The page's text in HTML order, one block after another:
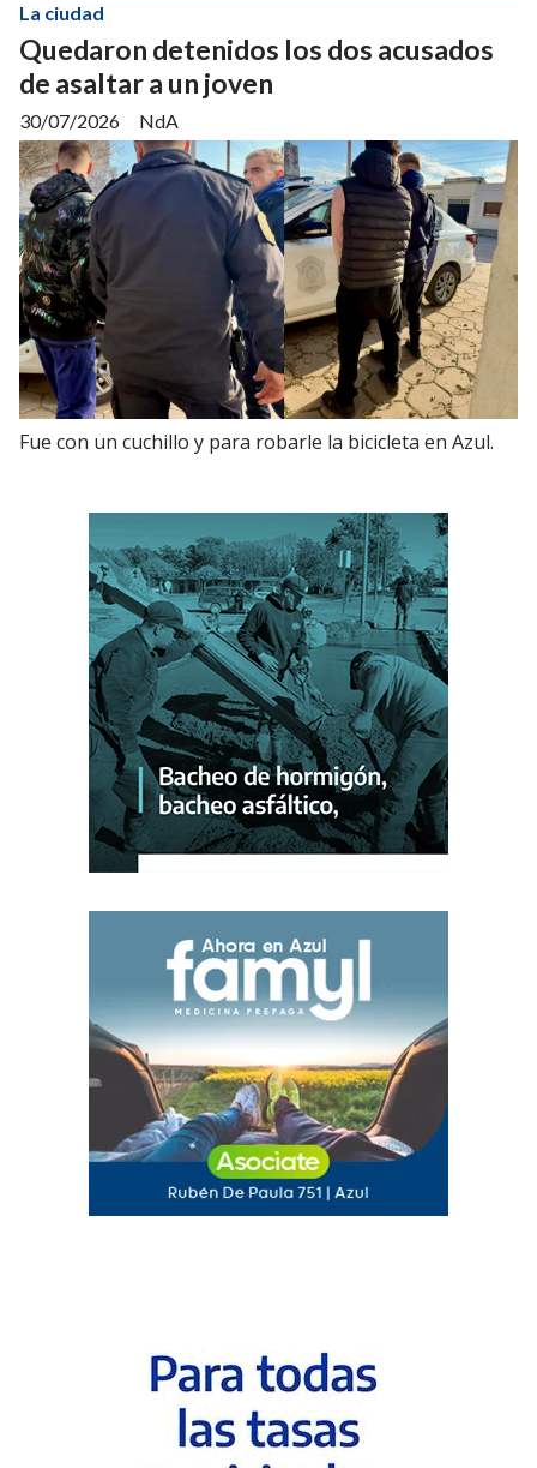
Quedaron detenidos los dos acusados
de asaltar a un joven
NdA
La ciudad
30/07/2026
Fue con un cuchillo y para robarle la bicicleta en Azul.